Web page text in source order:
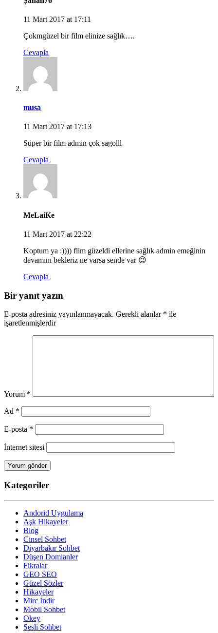
11 Mart 2017 at 17:11
Çokmgüzel bir film elinize sağlık….
Cevapla
musa
11 Mart 2017 at 17:13
Süper bir film admin çok sagolll
Cevapla
MeLaiKe
11 Mart 2017 at 22:22
Koptum ya :)))) flim güzeldi ellerine sağlık admin emeğinin
devamını bekleriz ne varsa sende var 😉
Cevapla
Bir yanıt yazın
E-posta adresiniz yayınlanmayacak. Gerekli alanlar * ile
işaretlenmişlerdir
Yorum *
Ad *
E-posta *
İnternet sitesi
Kategoriler
Andorid Uygulama
Aşk Hikayeler
Blog
Cinsel Sohbet
Diyarbakır Sohbet
Düşen Domianler
Fikralar
GEO SEO
Güzel Sözler
Hikayeler
Mirc İndir
Mobil Sohbet
Okey
Sesli Sohbet